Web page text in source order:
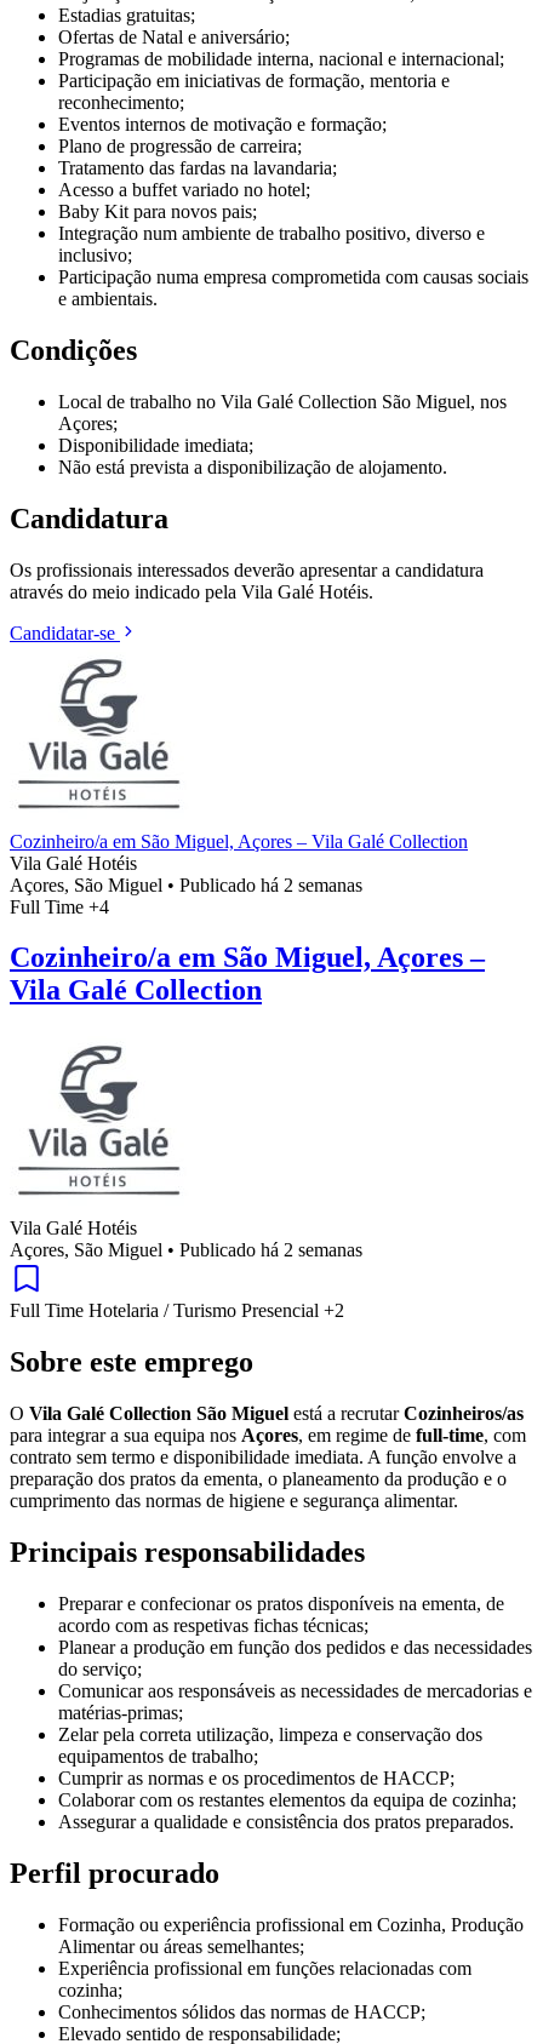
Estadias gratuitas;
Ofertas de Natal e aniversário;
Programas de mobilidade interna, nacional e internacional;
Participação em iniciativas de formação, mentoria e
reconhecimento;
Eventos internos de motivação e formação;
Plano de progressão de carreira;
Tratamento das fardas na lavandaria;
Acesso a buffet variado no hotel;
Baby Kit para novos pais;
Integração num ambiente de trabalho positivo, diverso e
inclusivo;
Participação numa empresa comprometida com causas sociais
e ambientais.
Condições
Local de trabalho no Vila Galé Collection São Miguel, nos
Açores;
Disponibilidade imediata;
Não está prevista a disponibilização de alojamento.
Candidatura
Os profissionais interessados deverão apresentar a candidatura
através do meio indicado pela Vila Galé Hotéis.
Candidatar-se
Cozinheiro/a em São Miguel, Açores – Vila Galé Collection
Vila Galé Hotéis
Açores, São Miguel • Publicado há 2 semanas
Full Time +4
Cozinheiro/a em São Miguel, Açores –
Vila Galé Collection
Vila Galé Hotéis
Açores, São Miguel • Publicado há 2 semanas
Full Time Hotelaria / Turismo Presencial +2
Sobre este emprego
O Vila Galé Collection São Miguel está a recrutarCozinheiros/as
para integrar a sua equipa nos Açores, em regime de full-time, com
contrato sem termo e disponibilidade imediata. A função envolve a
preparação dos pratos da ementa, o planeamento da produção e o
cumprimento das normas de higiene e segurança alimentar.
Principais responsabilidades
Preparar e confecionar os pratos disponíveis na ementa, de
acordo com as respetivas fichas técnicas;
Planear a produção em função dos pedidos e das necessidades
do serviço;
Comunicar aos responsáveis as necessidades de mercadorias e
matérias-primas;
Zelar pela correta utilização, limpeza e conservação dos
equipamentos de trabalho;
Cumprir as normas e os procedimentos de HACCP;
Colaborar com os restantes elementos da equipa de cozinha;
Assegurar a qualidade e consistência dos pratos preparados.
Perfil procurado
Formação ou experiência profissional em Cozinha, Produção
Alimentar ou áreas semelhantes;
Experiência profissional em funções relacionadas com
cozinha;
Conhecimentos sólidos das normas de HACCP;
Elevado sentido de responsabilidade;